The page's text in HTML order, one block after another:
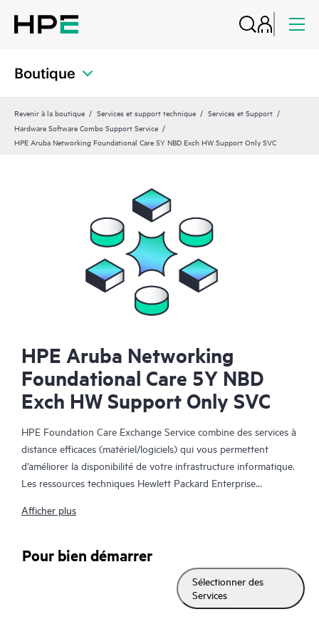
Boutique
Revenir à la boutique Services et support technique
Services et Support
Hardware Software Combo Support Service
HPE Aruba Networking Foundational Care 5Y NBD Exch HW Support Only SVC
HPE Aruba Networking
Foundational Care 5Y NBD
Exch HW Support Only SVC
HPE Foundation Care Exchange Service combine des services à
distance efficaces (matériel/logiciels) qui vous permettent
d’améliorer la disponibilité de votre infrastructure informatique.
Les ressources techniques Hewlett Packard Enterprise
problèmes matériels et logiciels survenus sur vos produits HPE.
Le service d’échange matériel propose un échange de pièces
fiable et rapide pour les produits Hewlett Packard Enterprise
éligibles. Alternative pratique et économique au support
technique sur site, HPE Foundation Care Exchange cible plus
pouvez facilement restaurer les données à partir de fichiers de
Afficher plus
Pour bien démarrer
Sélectionner des
Services